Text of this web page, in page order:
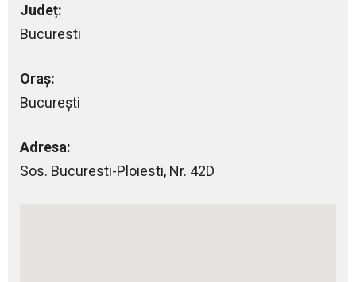
Județ:
Bucuresti
Oraș:
Bucureşti
Adresa:
Sos. Bucuresti-Ploiesti, Nr. 42D